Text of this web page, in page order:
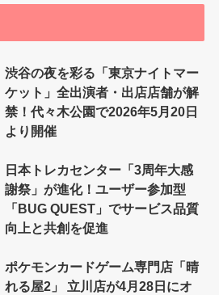
渋谷の夜を彩る「東京ナイトマー
ケット」全出演者・出店店舗が解
禁！代々木公園で2026年5月20日
より開催
日本トレカセンター「3周年大感
謝祭」が進化！ユーザー参加型
「BUG QUEST」でサービス品質
向上と共創を促進
ポケモンカードゲーム専門店「晴
れる屋2」 立川店が4月28日にオ